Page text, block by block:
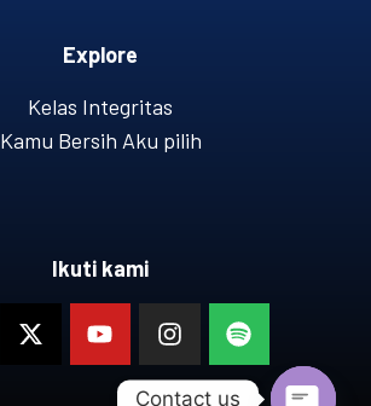
Explore
Kelas Integritas
Kamu Bersih Aku pilih
Ikuti kami
Contact us